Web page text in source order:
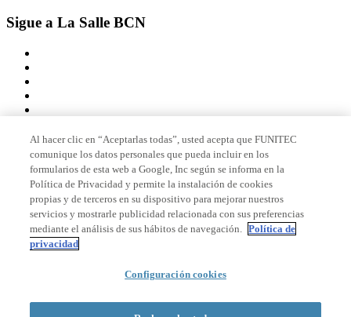
Sigue a La Salle BCN
Miembro de
Acreditaciones
© 2026 La Salle Campus Barcelona - URL |
Al hacer clic en “Aceptarlas todas”, usted acepta que FUNITEC
comunique los datos personales que pueda incluir en los
formularios de esta web a Google, Inc según se informa en la
Política de Privacidad y permite la instalación de cookies
propias y de terceros en su dispositivo para mejorar nuestros
servicios y mostrarle publicidad relacionada con sus preferencias
mediante el análisis de sus hábitos de navegación. Política de
privacidad
Configuración cookies